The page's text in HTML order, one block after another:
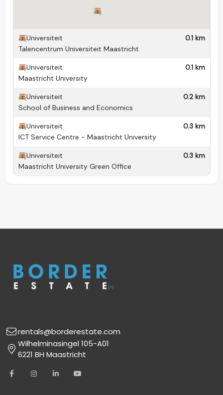
Huisdieren
Droger
Balkon
Tuin
Nee
Fietsenstalling
Universiteit
0.1 km
Talencentrum Universiteit Maastricht
Universiteit
0.1 km
Maastricht University
Universiteit
0.2 km
School of Business and Economics
Universiteit
0.3 km
ICT Service Centre - Maastricht University
Universiteit
0.3 km
Maastricht University Green Office
rentals@borderestate.com
Wilhelminasingel 105-A01
6221 BH Maastricht